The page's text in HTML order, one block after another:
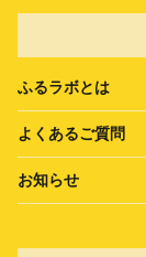
ふるラボとは
よくあるご質問
お知らせ